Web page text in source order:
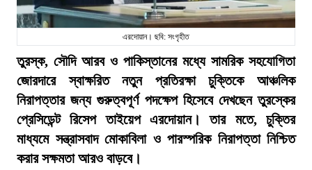
এরদোয়ান। ছবি: সংগৃহীত
তুরস্ক, সৌদি আরব ও পাকিস্তানের মধ্যে সামরিক সহযোগিতা
জোরদারে স্বাক্ষরিত নতুন প্রতিরক্ষা চুক্তিকে আঞ্চলিক
নিরাপত্তার জন্য গুরুত্বপূর্ণ পদক্ষেপ হিসেবে দেখছেন তুরস্কের
প্রেসিডেন্ট রিসেপ তাইয়েপ এরদোয়ান। তার মতে, চুক্তির
মাধ্যমে সন্ত্রাসবাদ মোকাবিলা ও পারস্পরিক নিরাপত্তা নিশ্চিত
করার সক্ষমতা আরও বাড়বে।